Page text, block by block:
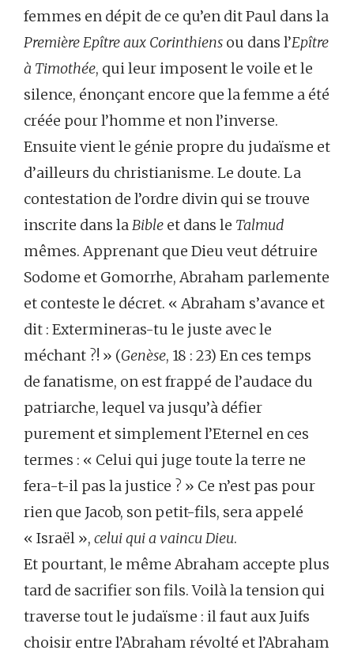
femmes en dépit de ce qu’en dit Paul dans la
Première Epître aux Corinthiens ou dans l’Epître
à Timothée, qui leur imposent le voile et le
silence, énonçant encore que la femme a été
créée pour l’homme et non l’inverse.
Ensuite vient le génie propre du judaïsme et
d’ailleurs du christianisme. Le doute. La
contestation de l’ordre divin qui se trouve
inscrite dans laBible et dans le Talmud
mêmes. Apprenant que Dieu veut détruire
Sodome et Gomorrhe, Abraham parlemente
et conteste le décret. « Abraham s’avance et
dit : Extermineras-tu le juste avec le
méchant ?! » (Genèse, 18 : 23) En ces temps
de fanatisme, on est frappé de l’audace du
patriarche, lequel va jusqu’à défier
purement et simplement l’Eternel en ces
termes : « Celui qui juge toute la terre ne
fera-t-il pas la justice ? » Ce n’est pas pour
rien que Jacob, son petit-fils, sera appelé
« Israël », celui qui a vaincu Dieu.
Et pourtant, le même Abraham accepte plus
tard de sacrifier son fils. Voilà la tension qui
traverse tout le judaïsme : il faut aux Juifs
choisir entre l’Abraham révolté et l’Abraham